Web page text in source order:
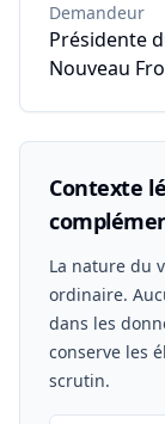
Demandeur
Présidente
Nouveau
Contexte
La nature du
ordinaire.
dans les
conserve les
scrutin.